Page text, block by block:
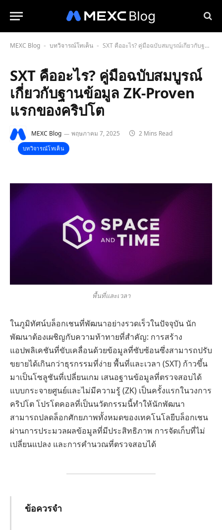
MEXC Blog - บทวิจารณ์โทเค็น - SXT คืออะไร? คู่มือฉบับสมบูรณ์เกี่ยวกับฐานข้อมูล ZK-Proven แรกของคริปโต
SXT คืออะไร? คู่มือฉบับสมบูรณ์
เกี่ยวกับฐานข้อมูล ZK-Proven
แรกของคริปโต
MEXC Blog พฤษภาคม 7, 2025 2 Mins Read
บทวิจารณ์โทเค็น
พื้นที่และเวลา
ในภูมิทัศน์บล็อกเชนที่พัฒนาอย่างรวดเร็วในปัจจุบัน นัก
พัฒนาต้องเผชิญกับความท้าทายที่สำคัญ: การสร้าง
แอปพลิเคชันที่ขับเคลื่อนด้วยข้อมูลที่ซับซ้อนซึ่งสามารถปรับ
ขยายได้เกินกว่าธุรกรรมที่ง่าย พื้นที่และเวลา (SXT) ก้าวขึ้น
มาเป็นโซลูชันที่เปลี่ยนเกม เสนอฐานข้อมูลที่ตรวจสอบได้
แบบกระจายศูนย์และไม่มีความรู้ (ZK) เป็นครั้งแรกในวงการ
คริปโต โปรโตคอลที่เป็นนวัตกรรมนี้ทำให้นักพัฒนา
สามารถปลดล็อกศักยภาพทั้งหมดของเทคโนโลยีบล็อกเชน
ผ่านการประมวลผลข้อมูลที่มีประสิทธิภาพ การจัดเก็บที่ไม่
เปลี่ยนแปลง และการคำนวณที่ตรวจสอบได้
ข้อควรจำ